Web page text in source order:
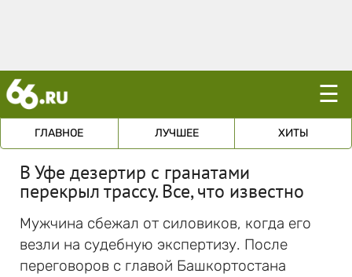
☰
ГЛАВНОЕ ЛУЧШЕЕ ХИТЫ
В Уфе дезертир с гранатами
перекрыл трассу. Все, что известно
Мужчина сбежал от силовиков, когда его
везли на судебную экспертизу. После
переговоров с главой Башкортостана